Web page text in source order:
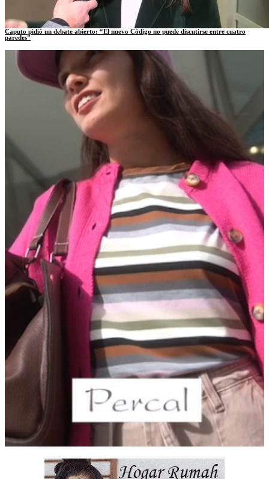
Caputo pidió un debate abierto: “El nuevo Código no puede discutirse entre cuatro
paredes”